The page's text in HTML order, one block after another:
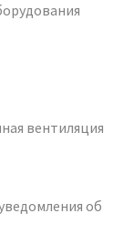
вентиляция
об